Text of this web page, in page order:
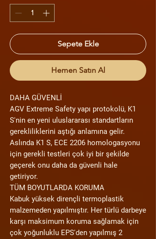
Sepete Ekle
Hemen Satın Al
DAHA GÜVENLİ
AGV Extreme Safety yapı protokolü, K1
S'nin en yeni uluslararası standartların
gerekliliklerini aştığı anlamına gelir.
Aslında K1 S, ECE 2206 homologasyonu
için gerekli testleri çok iyi bir şekilde
geçerek onu daha da güvenli hale
getiriyor.
TÜM BOYUTLARDA KORUMA
Kabuk yüksek dirençli termoplastik
malzemeden yapılmıştır. Her türlü darbeye
karşı maksimum koruma sağlamak için
çok yoğunluklu EPS'den yapılmış 2